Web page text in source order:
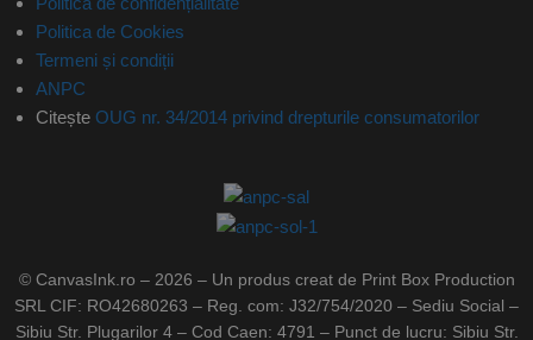
Politica de Cookies
Termeni și condiții
ANPC
Citește OUG nr. 34/2014 privind drepturile consumatorilor
© CanvasInk.ro – 2026 – Un produs creat de Print Box Production
SRL CIF: RO42680263 – Reg. com: J32/754/2020 – Sediu Social –
Sibiu Str. Plugarilor 4 – Cod Caen: 4791 – Punct de lucru: Sibiu Str.